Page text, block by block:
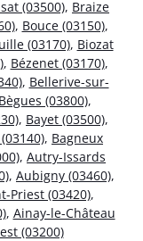
(03500), Braize
, Bouce (03150),
(03170), Biozat
, Bézenet (03170),
, Bellerive-sur-
Bègues (03800),
, Bayet (03500),
, Bagneux
, Autry-Issards
, Aubigny (03460),
Priest (03420),
, Ainay-le-Château
(03200)